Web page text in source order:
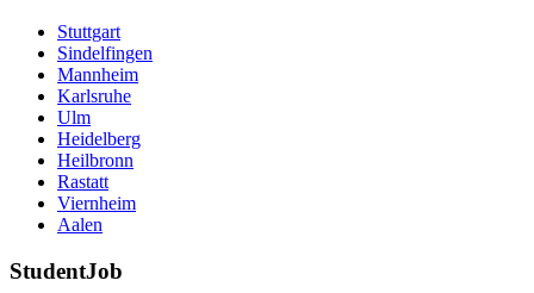
Stuttgart
Sindelfingen
Mannheim
Karlsruhe
Ulm
Heidelberg
Heilbronn
Rastatt
Viernheim
Aalen
StudentJob